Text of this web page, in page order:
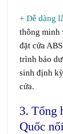
+ Dễ dàng
thông minh
đặt cửa
trình bảo
sinh định
cửa.
3. Tổng
Quốc